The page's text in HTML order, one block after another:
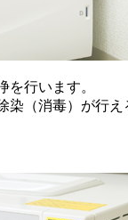
行います。
（消毒）が行